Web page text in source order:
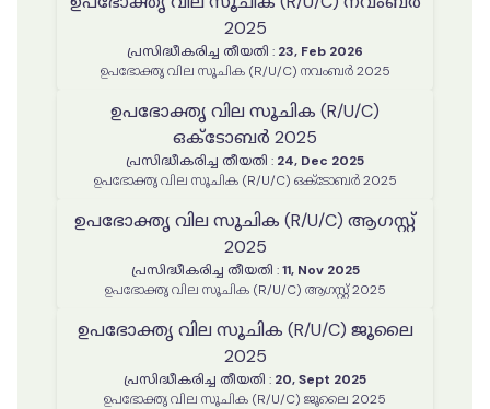
2025
പ്രസിദ്ധീകരിച്ച തീയതി : 23, Feb 2026
ഉപഭോക്തൃ വില സൂചിക (R/U/C) നവംബർ 2025
ഉപഭോക്തൃ വില സൂചിക (R/U/C)
ഒക്ടോബർ 2025
പ്രസിദ്ധീകരിച്ച തീയതി : 24, Dec 2025
ഉപഭോക്തൃ വില സൂചിക (R/U/C) ഒക്ടോബർ 2025
ഉപഭോക്തൃ വില സൂചിക (R/U/C) ആഗസ്റ്റ്
2025
പ്രസിദ്ധീകരിച്ച തീയതി : 11, Nov 2025
ഉപഭോക്തൃ വില സൂചിക (R/U/C) ആഗസ്റ്റ് 2025
ഉപഭോക്തൃ വില സൂചിക (R/U/C) ജൂലൈ
2025
പ്രസിദ്ധീകരിച്ച തീയതി : 20, Sept 2025
ഉപഭോക്തൃ വില സൂചിക (R/U/C) ജൂലൈ 2025